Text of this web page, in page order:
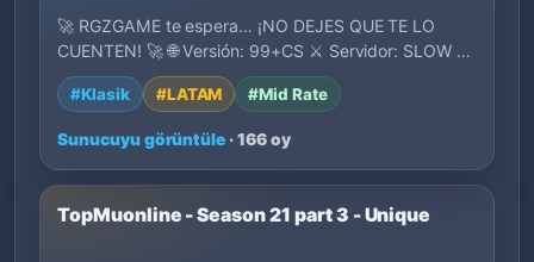
🚀 RGZGAME te espera… ¡NO DEJES QUE TE LO
CUENTEN! 🚀 🌐 Versión: 99+CS ⚔️ Servidor: SLOW 💣
EXP: x…
#Klasik #LATAM #Mid Rate
Sunucuyu görüntüle · 166 oy
TopMuonline - Season 21 part 3 - Unique